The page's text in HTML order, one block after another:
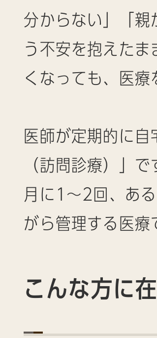
分からない」「
う不安を抱えた
くなっても、医療
医師が定期的に
（訪問診療）」
月に1〜2回、あ
がら管理する医療
こんな方に